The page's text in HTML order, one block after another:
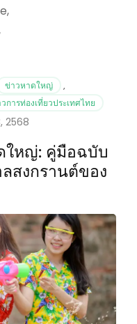
ข่าวหาดใหญ่
,
การท่องเที่ยวประเทศไทย
2568
ใหญ่: คู่มือฉบับ
สงกรานต์ของ